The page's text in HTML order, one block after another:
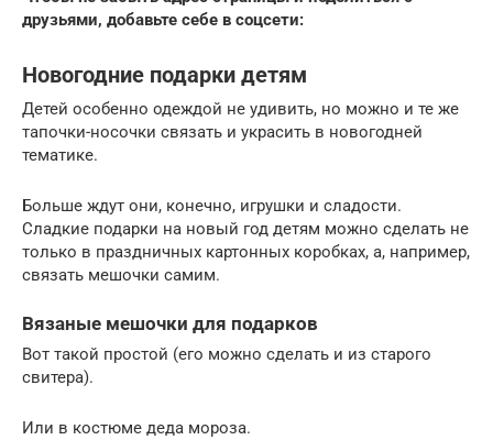
друзьями, добавьте себе в соцсети:
Новогодние подарки детям
Детей особенно одеждой не удивить, но можно и те же
тапочки-носочки связать и украсить в новогодней
тематике.
Больше ждут они, конечно, игрушки и сладости.
Сладкие подарки на новый год детям можно сделать не
только в праздничных картонных коробках, а, например,
связать мешочки самим.
Вязаные мешочки для подарков
Вот такой простой (его можно сделать и из старого
свитера).
Или в костюме деда мороза.